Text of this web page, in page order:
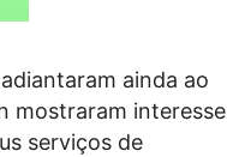
ainda ao
mostraram interesse
serviços de